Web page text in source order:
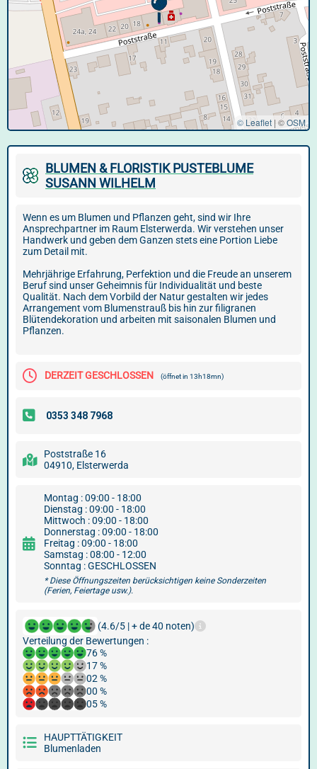
© Leaflet | ©OSM
BLUMEN & FLORISTIK PUSTEBLUME
SUSANN WILHELM
Wenn es um Blumen und Pflanzen geht, sind wir Ihre
Ansprechpartner im Raum Elsterwerda. Wir verstehen unser
Handwerk und geben dem Ganzen stets eine Portion Liebe
zum Detail mit.
Mehrjährige Erfahrung, Perfektion und die Freude an unserem
Beruf sind unser Geheimnis für Individualität und beste
Qualität. Nach dem Vorbild der Natur gestalten wir jedes
Arrangement vom Blumenstrauß bis hin zur filigranen
Blütendekoration und arbeiten mit saisonalen Blumen und
Pflanzen.
DERZEIT GESCHLOSSEN (öffnet in 13h18mn)
Poststraße 16
04910, Elsterwerda
Montag : 09:00 - 18:00
Dienstag : 09:00 - 18:00
Mittwoch : 09:00 - 18:00
Donnerstag : 09:00 - 18:00
Freitag : 09:00 - 18:00
Samstag : 08:00 - 12:00
Sonntag : GESCHLOSSEN
* Diese Öffnungszeiten berücksichtigen keine Sonderzeiten
(Ferien, Feiertage usw.).
(4.6/5 | + de 40 noten)
Verteilung der Bewertungen :
76 %
17 %
02 %
00 %
05 %
HAUPTTÄTIGKEIT
Blumenladen